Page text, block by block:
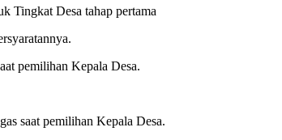
Tingkat Desa tahap pertama
pemilihan Kepala Desa.
saat pemilihan Kepala Desa.